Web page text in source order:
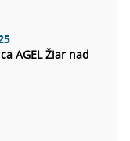
AGEL Žiar nad